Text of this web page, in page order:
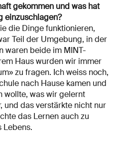
gekommen und was hat
einzuschlagen?
die Dinge funktionieren,
Teil der Umgebung, in der
waren beide im MINT-
Haus wurden wir immer
zu fragen. Ich weiss noch,
nach Hause kamen und
wollte, was wir gelernt
und das verstärkte nicht nur
das Lernen auch zu
Lebens.